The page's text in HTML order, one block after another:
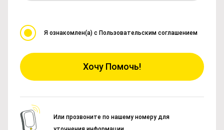
Я ознакомлен(а) с Пользовательским соглашением
Хочу Помочь!
Или прозвоните по нашему номеру для